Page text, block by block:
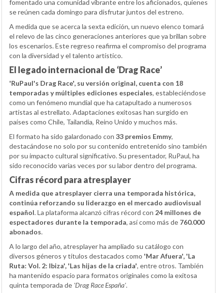
fomentado una comunidad vibrante entre los aficionados, quienes
se reúnen cada domingo para disfrutar juntos del estreno.
A medida que se acerca la sexta edición, un nuevo elenco tomará
el relevo de las cinco generaciones anteriores que ya brillan sobre
los escenarios. Este regreso reafirma el compromiso del programa
con la diversidad y el talento artístico.
El legado internacional de ‘Drag Race’
'RuPaul's Drag Race', su versión original, cuenta con 18
temporadas y múltiples ediciones especiales, estableciéndose
como un fenómeno mundial que ha catapultado a numerosos
artistas al estrellato. Adaptaciones exitosas han surgido en
países como Chile, Tailandia, Reino Unido y muchos más.
El formato ha sido galardonado con 33 premios Emmy,
destacándose no solo por su contenido entretenido sino también
por su impacto cultural significativo. Su presentador, RuPaul, ha
sido reconocido varias veces por su labor dentro del programa.
Cifras récord para atresplayer
A medida que atresplayer cierra una temporada histórica,
continúa reforzando su liderazgo en el mercado audiovisual
español. La plataforma alcanzó cifras récord con 24 millones de
espectadores durante la temporada, así como más de 760.000
abonados.
A lo largo del año, atresplayer ha ampliado su catálogo con
diversos géneros y títulos destacados como 'Mar Afuera', 'La
Ruta: Vol. 2: Ibiza', 'Las hijas de la criada', entre otros. También
ha mantenido espacio para formatos originales como la exitosa
quinta temporada de 'Drag Race España'.